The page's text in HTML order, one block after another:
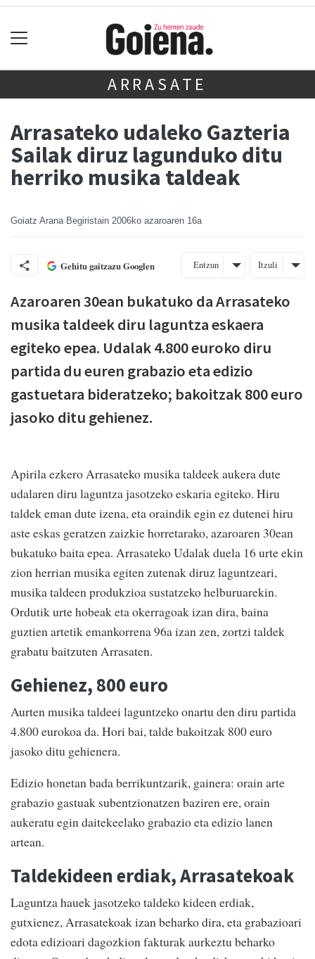
ARRASATE
Arrasateko udaleko Gazteria
Sailak diruz lagunduko ditu
herriko musika taldeak
Goiatz Arana Begiristain 2006ko azaroaren 16a
Gehitu gaitzazu Googlen Entzun Itzuli
Azaroaren 30ean bukatuko da Arrasateko
musika taldeek diru laguntza eskaera
egiteko epea. Udalak 4.800 euroko diru
partida du euren grabazio eta edizio
gastuetara bideratzeko; bakoitzak 800 euro
jasoko ditu gehienez.
Apirila ezkero Arrasateko musika taldeek aukera dute
udalaren diru laguntza jasotzeko eskaria egiteko. Hiru
taldek eman dute izena, eta oraindik egin ez dutenei hiru
aste eskas geratzen zaizkie horretarako, azaroaren 30ean
bukatuko baita epea. Arrasateko Udalak duela 16 urte ekin
zion herrian musika egiten zutenak diruz laguntzeari,
musika taldeen produkzioa sustatzeko helburuarekin.
Ordutik urte hobeak eta okerragoak izan dira, baina
guztien artetik emankorrena 96a izan zen, zortzi taldek
grabatu baitzuten Arrasaten.
Gehienez, 800 euro
Aurten musika taldeei laguntzeko onartu den diru partida
4.800 eurokoa da. Hori bai, talde bakoitzak 800 euro
jasoko ditu gehienera.
Edizio honetan bada berrikuntzarik, gainera: orain arte
grabazio gastuak subentzionatzen baziren ere, orain
aukeratu egin daitekeelako grabazio eta edizio lanen
artean.
Taldekideen erdiak, Arrasatekoak
Laguntza hauek jasotzeko taldeko kideen erdiak,
gutxienez, Arrasatekoak izan beharko dira, eta grabazioari
edota edizioari dagozkion fakturak aurkeztu beharko